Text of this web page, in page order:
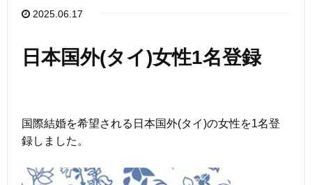
2025.06.17
日本国外(タイ)女性1名登録
国際結婚を希望される日本国外(タイ)の女性を1名登
録しました。